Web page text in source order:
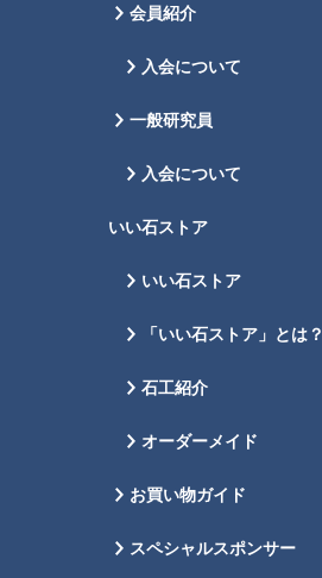
会員紹介
入会について
一般研究員
入会について
いい石ストア
いい石ストア
「いい石ストア」とは？
石工紹介
オーダーメイド
お買い物ガイド
スペシャルスポンサー